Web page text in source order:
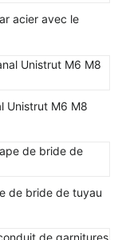
acier avec le
Unistrut M6 M8
de bride de tuyau